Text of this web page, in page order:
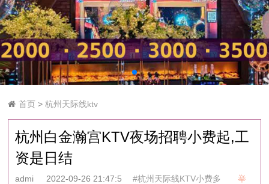
首页 >杭州天际线ktv
杭州白金瀚宫KTV夜场招聘小费起,工
资是日结
admi
2022-09-26 21:47:5
#杭州天际线KTV小费多
举